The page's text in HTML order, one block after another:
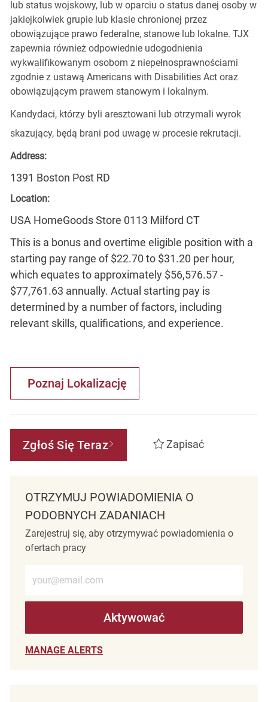
lub status wojskowy, lub w oparciu o status danej osoby w
jakiejkolwiek grupie lub klasie chronionej przez
obowiązujące prawo federalne, stanowe lub lokalne. TJX
zapewnia również odpowiednie udogodnienia
wykwalifikowanym osobom z niepełnosprawnościami
zgodnie z ustawą Americans with Disabilities Act oraz
obowiązującym prawem stanowym i lokalnym.
Kandydaci, którzy byli aresztowani lub otrzymali wyrok
skazujący, będą brani pod uwagę w procesie rekrutacji.
Address:
1391 Boston Post RD
Location:
USA HomeGoods Store 0113 Milford CT
This is a bonus and overtime eligible position with a
starting pay range of $22.70 to $31.20 per hour,
which equates to approximately $56,576.57 -
$77,761.63 annually. Actual starting pay is
determined by a number of factors, including
relevant skills, qualifications, and experience.
Poznaj Lokalizację
Zgłoś Się Teraz Zapisać
OTRZYMUJ POWIADOMIENIA O
PODOBNYCH ZADANIACH
Zarejestruj się, aby otrzymywać powiadomienia o
ofertach pracy
Aktywować
MANAGE ALERTS